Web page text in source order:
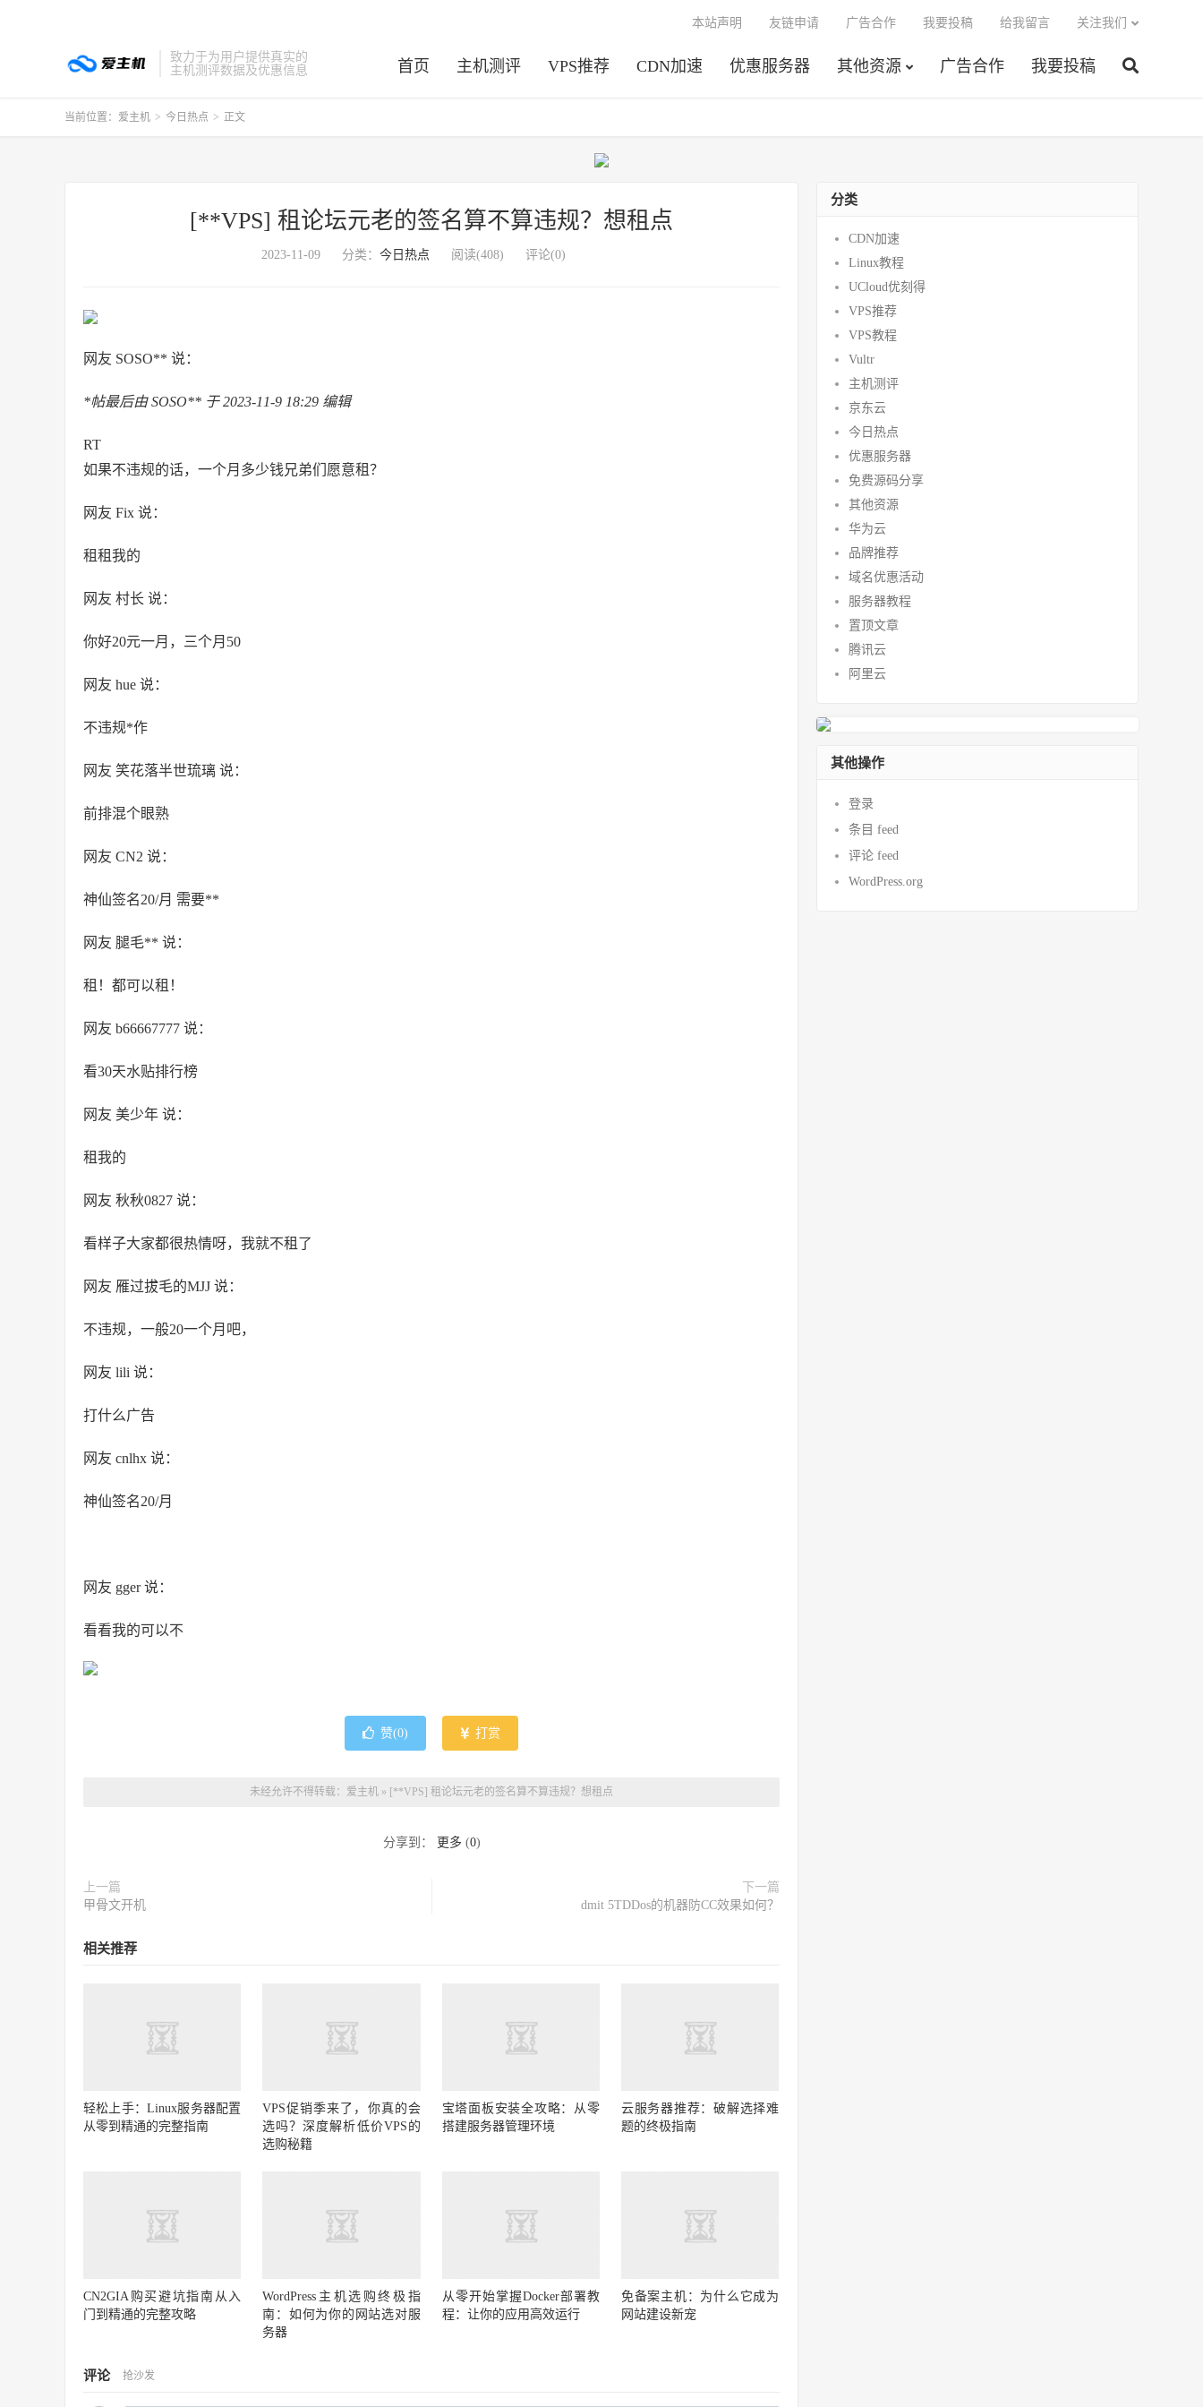
致力于为用户提供真实的
主机测评数据及优惠信息
首页 主机测评 VPS推荐 CDN加速 优惠服务器 其他资源 广告合作 我要投稿
本站声明 友链申请 广告合作 我要投稿 给我留言 关注我们
当前位置： 爱主机 > 今日热点 > 正文
[**VPS] 租论坛元老的签名算不算违规？想租点
2023-11-09 分类： 今日热点 阅读(408) 评论(0)
网友 SOSO** 说：
*帖最后由 SOSO** 于 2023-11-9 18:29 编辑
RT
如果不违规的话，一个月多少钱兄弟们愿意租？
网友 Fix 说：
租租我的
网友 村长 说：
你好20元一月，三个月50
网友 hue 说：
不违规*作
网友 笑花落半世琉璃 说：
前排混个眼熟
网友 CN2 说：
神仙签名20/月 需要**
网友 腿毛** 说：
租！都可以租！
网友 b66667777 说：
看30天水贴排行榜
网友 美少年 说：
租我的
网友 秋秋0827 说：
看样子大家都很热情呀，我就不租了
网友 雁过拔毛的MJJ 说：
不违规，一般20一个月吧，
网友 lili 说：
打什么广告
网友 cnlhx 说：
神仙签名20/月
网友 gger 说：
看看我的可以不
赞(0) 打赏
未经允许不得转载： 爱主机 » [**VPS] 租论坛元老的签名算不算违规？想租点
分享到： 更多 (0)
上一篇
甲骨文开机
下一篇
dmit 5TDDos的机器防CC效果如何？
相关推荐
轻松上手：Linux服务器配置
从零到精通的完整指南
VPS促销季来了，你真的会
选吗？深度解析低价VPS的
选购秘籍
宝塔面板安装全攻略：从零
搭建服务器管理环境
云服务器推荐：破解选择难
题的终极指南
CN2GIA购买避坑指南从入
门到精通的完整攻略
WordPress主机选购终极指
南：如何为你的网站选对服
务器
从零开始掌握Docker部署教
程：让你的应用高效运行
免备案主机：为什么它成为
网站建设新宠
评论 抢沙发
分类
CDN加速
Linux教程
UCloud优刻得
VPS推荐
VPS教程
Vultr
主机测评
京东云
今日热点
优惠服务器
免费源码分享
其他资源
华为云
品牌推荐
域名优惠活动
服务器教程
置顶文章
腾讯云
阿里云
其他操作
登录
条目 feed
评论 feed
WordPress.org